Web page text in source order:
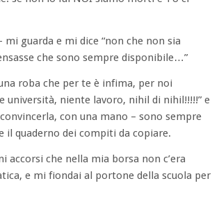
guarda e mi dice “non che non sia
che sono sempre disponibile…”
roba che per te è infima, per noi
università, niente lavoro, nihil di nihil!!!!!” e
con una mano – sono sempre
quaderno dei compiti da copiare.
che nella mia borsa non c’era
e mi fiondai al portone della scuola per